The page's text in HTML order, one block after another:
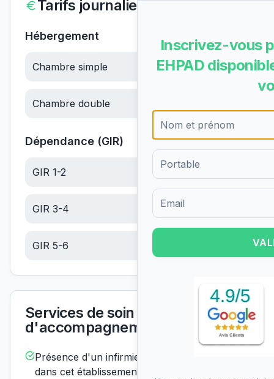
Tarifs journaliers
Hébergement
Chambre simple 67.26€/jour
Chambre double
Dépendance (GIR)
GIR 1-2 22.56
GIR 3-4
GIR 5-6
Services de soin et
d'accompagnement
Présence d'un infirmier de nuit
dans cet établissement :
Inscrivez-vous
EHPAD
Formulaire d'inscription pour